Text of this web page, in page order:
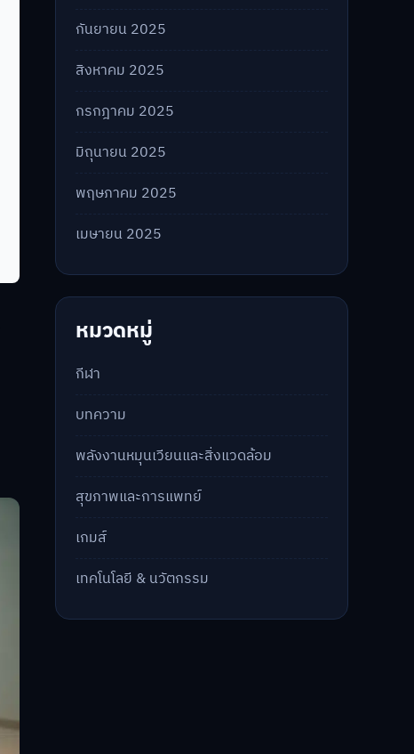
กันยายน 2025
สิงหาคม 2025
กรกฎาคม 2025
มิถุนายน 2025
พฤษภาคม 2025
เมษายน 2025
หมวดหมู่
กีฬา
บทความ
พลังงานหมุนเวียนและสิ่งแวดล้อม
สุขภาพและการแพทย์
เกมส์
เทคโนโลยี & นวัตกรรม